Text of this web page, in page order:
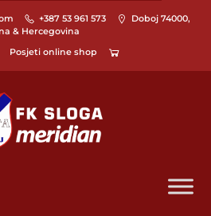
+387 53 961 573
Doboj 74000,
& Hercegovina
Posjeti online shop